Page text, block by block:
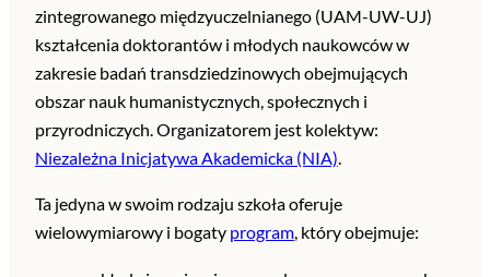
zintegrowanego międzyuczelnianego (UAM-UW-UJ)
kształcenia doktorantów i młodych naukowców w
zakresie badań transdziedzinowych obejmujących
obszar nauk humanistycznych, społecznych i
przyrodniczych. Organizatorem jest kolektyw:
Niezależna Inicjatywa Akademicka (NIA).
Ta jedyna w swoim rodzaju szkoła oferuje
wielowymiarowy i bogaty program, który obejmuje: